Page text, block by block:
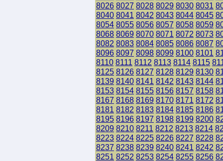
8026 8027 8028 8029 8030 8031
8040 8041 8042 8043 8044 8045
8054 8055 8056 8057 8058 8059
8068 8069 8070 8071 8072 8073
8082 8083 8084 8085 8086 8087
8096 8097 8098 8099 8100 8101
8110 8111 8112 8113 8114 8115
8125 8126 8127 8128 8129 8130
8139 8140 8141 8142 8143 8144
8153 8154 8155 8156 8157 8158
8167 8168 8169 8170 8171 8172
8181 8182 8183 8184 8185 8186
8195 8196 8197 8198 8199 8200
8209 8210 8211 8212 8213 8214
8223 8224 8225 8226 8227 8228
8237 8238 8239 8240 8241 8242
8251 8252 8253 8254 8255 8256